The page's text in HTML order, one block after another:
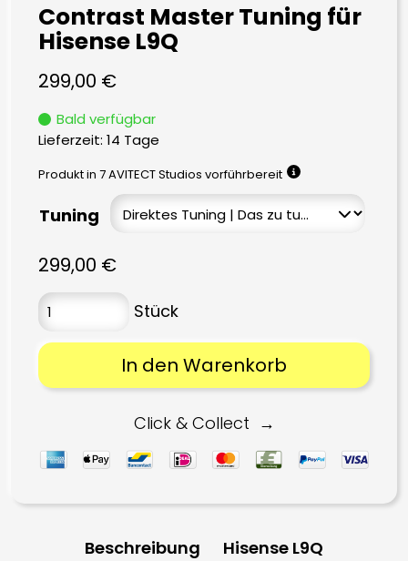
Contrast Master Tuning für
Hisense L9Q
299,00 €
Bald verfügbar
Lieferzeit: 14 Tage
Produkt in 7 AVITECT Studios vorführbereit
Tuning
299,00 €
In den Warenkorb
Click & Collect
Beschreibung Hisense L9Q